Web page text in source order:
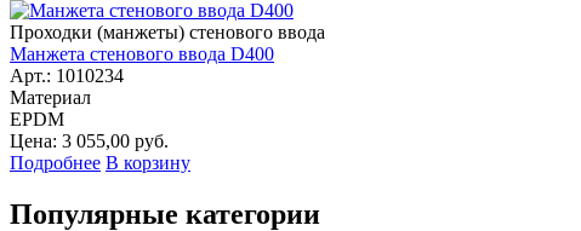
Проходки (манжеты) стенового ввода
Манжета стенового ввода D400
Арт.: 1010234
Материал
EPDM
Цена: 3 055,00 руб.
Подробнее В корзину
Популярные категории